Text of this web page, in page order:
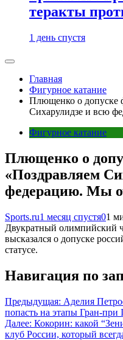
теракты
1 день спустя
Главная
Фигурное катание
Плющенко о допуске
Сихарулидзе и всю
Фигурное катание
Плющенко о
«Поздравляем
федерацию. Мы
Sports.ru1 месяц спустя01
Двукратный олимпийский
высказался о допуске
статусе.
Навигация по
Предыдущая: Аделия
попасть на этапы Гран-при
Далее: Кокорин: какой
клуб России, который